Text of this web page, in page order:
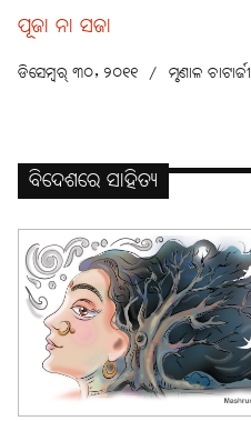
ପୂଜା ନା ସଜା
ଡିସେମ୍ବର୍ ୩୦, ୨୦୧୧ / ମୃଣାଳ ଚାଟାର୍ଜୀ
ବିଦେଶରେ ସାହିତ୍ୟ